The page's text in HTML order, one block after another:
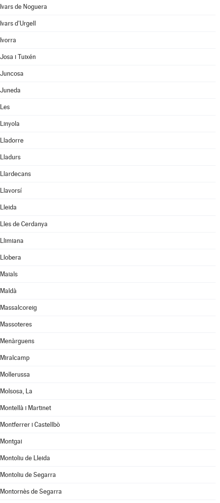
Ivars de Noguera
Ivars d'Urgell
Ivorra
Josa i Tuixén
Juncosa
Juneda
Les
Linyola
Lladorre
Lladurs
Llardecans
Llavorsí
Lleida
Lles de Cerdanya
Llimiana
Llobera
Maials
Maldà
Massalcoreig
Massoteres
Menàrguens
Miralcamp
Mollerussa
Molsosa, La
Montellà i Martinet
Montferrer i Castellbò
Montgai
Montoliu de Lleida
Montoliu de Segarra
Montornès de Segarra